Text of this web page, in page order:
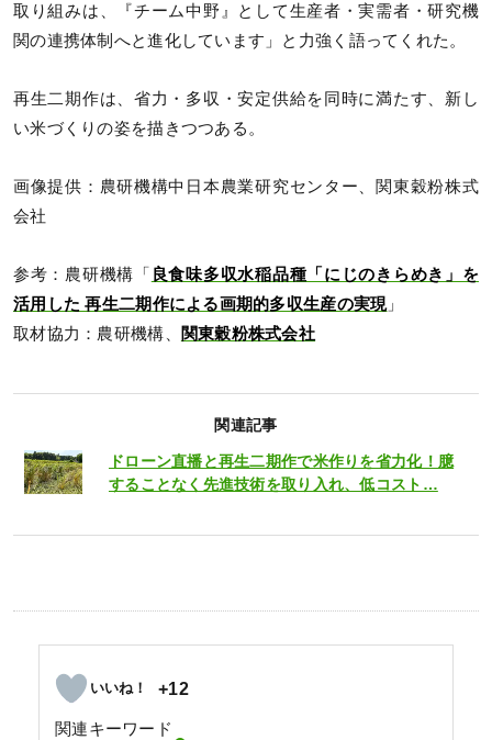
取り組みは、『チーム中野』として生産者・実需者・研究機
関の連携体制へと進化しています」と力強く語ってくれた。
再生二期作は、省力・多収・安定供給を同時に満たす、新し
い米づくりの姿を描きつつある。
画像提供：農研機構中日本農業研究センター、関東穀粉株式
会社
参考：農研機構「
良食味多収水稲品種「にじのきらめき」を
活用した 再生二期作による画期的多収生産の実現」
取材協力：農研機構、
関東穀粉株式会社
関連記事
ドローン直播と再生二期作で米作りを省力化！臆
することなく先進技術を取り入れ、低コスト…
+12
関連キーワード